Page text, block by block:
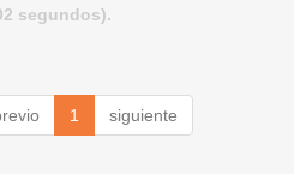
segundos).
1 siguiente